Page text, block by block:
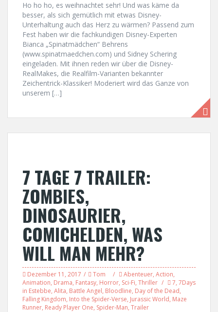
Ho ho ho, es weihnachtet sehr! Und was käme da
besser, als sich gemütlich mit etwas Disney-
Unterhaltung auch das Herz zu wärmen? Passend zum
Fest haben wir die fachkundigen Disney-Experten
Bianca „Spinatmädchen“ Behrens
(www.spinatmaedchen.com) und Sidney Schering
eingeladen. Mit ihnen reden wir über die Disney-
RealMakes, die Realfilm-Varianten bekannter
Zeichentrick-Klassiker! Moderiert wird das Ganze von
unserem […]
7 TAGE 7 TRAILER:
ZOMBIES,
DINOSAURIER,
COMICHELDEN, WAS
WILL MAN MEHR?
Dezember 11, 2017 Tom Abenteuer, Action,
Animation, Drama, Fantasy, Horror, Sci-Fi, Thriller 7, 7Days
in Estebbe, Alita, Battle Angel, Bloodline, Day of the Dead,
Falling Kingdom, Into the Spider-Verse, Jurassic World, Maze
Runner, Ready Player One, Spider-Man, Trailer